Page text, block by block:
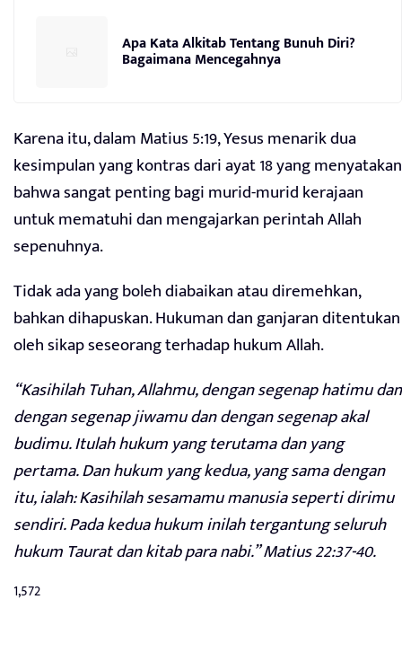
Apa Kata Alkitab Tentang Bunuh Diri?
Bagaimana Mencegahnya
Karena itu, dalam Matius 5:19, Yesus menarik dua
kesimpulan yang kontras dari ayat 18 yang menyatakan
bahwa sangat penting bagi murid-murid kerajaan
untuk mematuhi dan mengajarkan perintah Allah
sepenuhnya.
Tidak ada yang boleh diabaikan atau diremehkan,
bahkan dihapuskan. Hukuman dan ganjaran ditentukan
oleh sikap seseorang terhadap hukum Allah.
“Kasihilah Tuhan, Allahmu, dengan segenap hatimu dan
dengan segenap jiwamu dan dengan segenap akal
budimu. Itulah hukum yang terutama dan yang
pertama. Dan hukum yang kedua, yang sama dengan
itu, ialah: Kasihilah sesamamu manusia seperti dirimu
sendiri. Pada kedua hukum inilah tergantung seluruh
hukum Taurat dan kitab para nabi.” Matius 22:37-40.
1,572